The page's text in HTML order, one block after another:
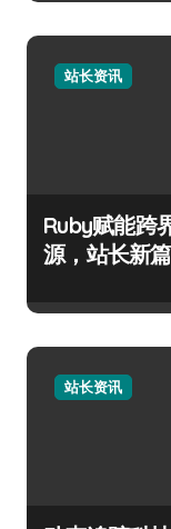
站长资讯
Ruby赋能跨
源，站长新
站长资讯